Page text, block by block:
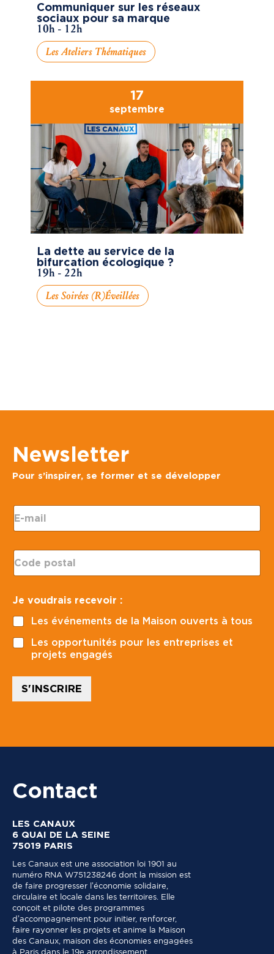
Communiquer sur les réseaux
sociaux pour sa marque
10h - 12h
Les Ateliers Thématiques
17
septembre
La dette au service de la
bifurcation écologique ?
19h - 22h
Les Soirées (R)éveillées
Newsletter
Pour s’inspirer, se former et se développer
E
-
m
l
*
C
o
d
p
o
s
t
a
a
g
e
C
o
Je voudrais recevoir :
Les événements de la Maison ouverts à tous
Les opportunités pour les entreprises et
projets engagés
S'INSCRIRE
Contact
LES CANAUX
6 QUAI DE LA SEINE
75019 PARIS
Les Canaux est une association loi 1901 au
numéro RNA W751238246 dont la mission est
de faire progresser l’économie solidaire,
circulaire et locale dans les territoires. Elle
conçoit et pilote des programmes
d’accompagnement pour initier, renforcer,
faire rayonner les projets et anime la Maison
des Canaux, maison des économies engagées
à Paris dans le 19e arrondissement.